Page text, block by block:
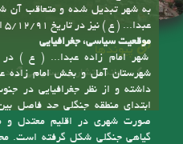
به شهر تبدیل شده و متعاقب آن
عبدا... ( ع ) نیز در تاریخ 5/12/91 افتتاح گردید
موقعیت سیاسی، جغرافیایی
شهر امام زاده عبدا... ( ع ) در
شهرستان آمل و بخش امام زاده
داشته و از نظر جغرافیایی در
ابتدای منطقه جنگلی حد فاصل
صورت شهری در اقلیم معتدل و
گیاهی جنگلی شکل گرفته است.
پیوندها
سامانه انتشار و دسترسی آزاد